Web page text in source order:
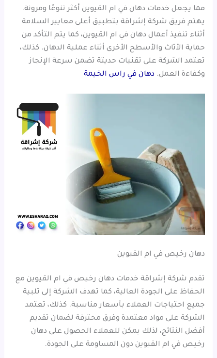
مما يجعل خدمات دهان في ام القيوين أكثر تنوعًا ومرونة.
يهتم فريق شركة إشراقة بتطبيق أعلى معايير السلامة
أثناء تنفيذ أعمال دهان في ام القيوين، كما يتم التأكد من
حماية الأثاث والأسطح الأخرى أثناء عملية الدهان. كذلك،
تعتمد الشركة على تقنيات حديثة تضمن سرعة الإنجاز
وكفاءة العمل. دهان في راس الخيمة
دهان رخيص في ام القيوين
تقدم شركة إشراقة خدمات دهان رخيص في ام القيوين مع
الحفاظ على الجودة العالية، كما تهدف الشركة إلى تلبية
جميع احتياجات العملاء بأسعار مناسبة. كذلك، تعتمد
الشركة على مواد معتمدة وفرق محترفة لضمان تقديم
أفضل النتائج، لذلك يمكن للعملاء الحصول على دهان
رخيص في ام القيوين دون المساومة على الجودة.